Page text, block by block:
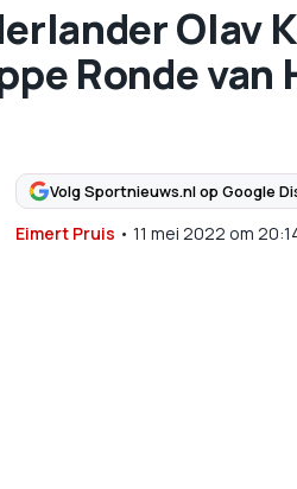
Olav
Ronde van
Volg Sportnieuws.nl op Google
Eimert Pruis • 11 mei 2022 om